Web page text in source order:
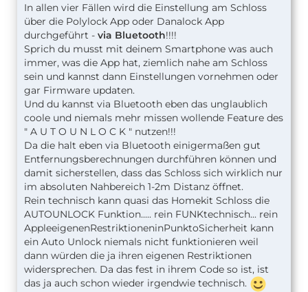
In allen vier Fällen wird die Einstellung am Schloss
über die Polylock App oder Danalock App
durchgeführt - via Bluetooth!!!!
Sprich du musst mit deinem Smartphone was auch
immer, was die App hat, ziemlich nahe am Schloss
sein und kannst dann Einstellungen vornehmen oder
gar Firmware updaten.
Und du kannst via Bluetooth eben das unglaublich
coole und niemals mehr missen wollende Feature des
" A U T O U N L O C K " nutzen!!!
Da die halt eben via Bluetooth einigermaßen gut
Entfernungsberechnungen durchführen können und
damit sicherstellen, dass das Schloss sich wirklich nur
im absoluten Nahbereich 1-2m Distanz öffnet.
Rein technisch kann quasi das Homekit Schloss die
AUTOUNLOCK Funktion..... rein FUNKtechnisch... rein
AppleeigenenRestriktioneninPunktoSicherheit kann
ein Auto Unlock niemals nicht funktionieren weil
dann würden die ja ihren eigenen Restriktionen
widersprechen. Da das fest in ihrem Code so ist, ist
das ja auch schon wieder irgendwie technisch.